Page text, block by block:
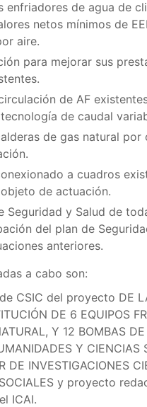
de agua de
netos mínimos de
aire.
para mejorar sus
de AF
de caudal
de gas natural
a cuadros
de actuación.
y Salud de
del plan de
anteriores.
a cabo son:
CSIC del proyecto DE
DE 6 EQUIPOS
Y 12 BOMBAS
Y
DE INVESTIGACIONES
y proyecto
ICAI.